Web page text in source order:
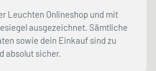
Leuchten Onlineshop und mit
ausgezeichnet. Sämtliche
sowie dein Einkauf sind zu
absolut sicher.